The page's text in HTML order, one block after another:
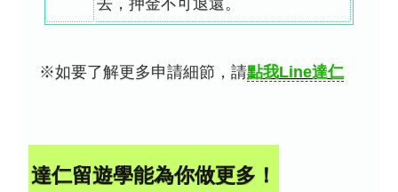
※如要了解更多申請細節，請點我Line達仁
達仁留遊學能為你做更多！